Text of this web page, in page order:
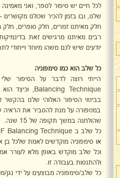
לכל חיים יש סיפור לספר, ואני
שלנו, ובו בזמן להכיר שכולנו
חלק מאיתנו זמרים, חלק סופרים, חלק
רבים מאיתנו מרגישים זאת
יודעים שיש לכם משהו מיוחד וייחודי
כל שלב הוא כמו סימפוניה
הייתי רוצה לדבר על הסיפור
Balancing Technique , וכיצד
בביטוי הסיפור האלוהי שלנו
במטפורה על מנת להסביר את הראיה
שהולחנה במשך תקופה של 15 שנה.
כל שלב ב Balancing Technique
או סימפוניה מוקדשים לאמת שלכל בן
וכל שלב מוקדש באופן מלא לעורר
ולהתנסות בעבודה זו.
כל שלב/סימפוניה מבוצעים על ידי